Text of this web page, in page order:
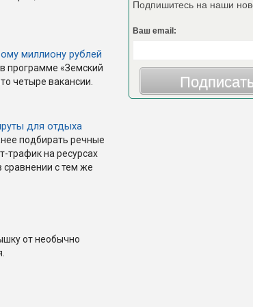
миллиону рублей
программе «Земский
четыре вакансии.
для отдыха
подбирать речные
трафик на ресурсах
сравнении с тем же
от необычно
Подпишитесь на наши
Ваш email: